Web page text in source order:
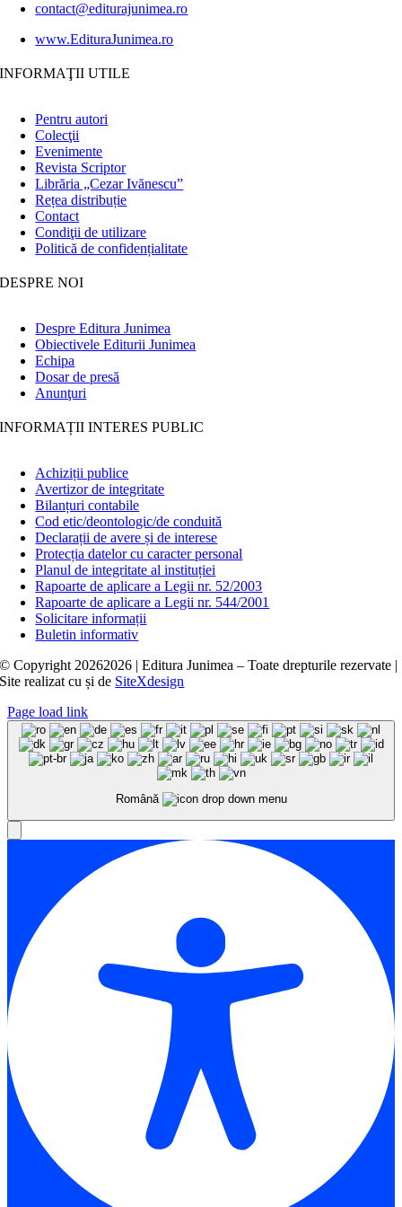
contact@editurajunimea.ro
www.EdituraJunimea.ro
INFORMAŢII UTILE
Pentru autori
Colecţii
Evenimente
Revista Scriptor
Librăria „Cezar Ivănescu”
Rețea distribuție
Contact
Condiţii de utilizare
Politică de confidențialitate
DESPRE NOI
Despre Editura Junimea
Obiectivele Editurii Junimea
Echipa
Dosar de presă
Anunţuri
INFORMAȚII INTERES PUBLIC
Achiziții publice
Avertizor de integritate
Bilanțuri contabile
Cod etic/deontologic/de conduită
Declarații de avere și de interese
Protecția datelor cu caracter personal
Planul de integritate al instituției
Rapoarte de aplicare a Legii nr. 52/2003
Rapoarte de aplicare a Legii nr. 544/2001
Solicitare informații
Buletin informativ
© Copyright 20262026 | Editura Junimea – Toate drepturile rezervate |
Site realizat cușide SiteXdesign
Page load link
Română